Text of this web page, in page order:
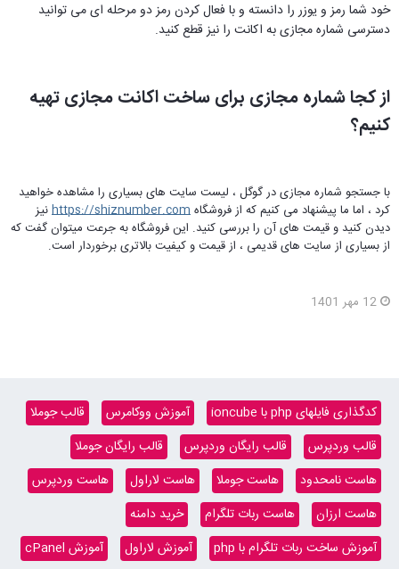
خود شما رمز و یوزر را دانسته و با فعال کردن رمز دو مرحله ای می توانید
دسترسی شماره مجازی به اکانت را نیز قطع کنید.
از کجا شماره مجازی برای ساخت اکانت مجازی تهیه
کنیم؟
با جستجو شماره مجازی در گوگل ، لیست سایت های بسیاری را مشاهده خواهید
کرد ، اما ما پیشنهاد می کنیم که از فروشگاهhttps://shiznumber.comنیز
دیدن کنید و قیمت های آن را بررسی کنید. این فروشگاه به جرعت میتوان گفت که
از بسیاری از سایت های قدیمی ، از قیمت و کیفیت بالاتری برخوردار است.
12 مهر 1401
کدگذاری فایلهای php با ioncube آموزش ووکامرس
قالب جوملا
قالب وردپرس
قالب رایگان وردپرس
قالب رایگان جوملا
هاست نامحدود
هاست جوملا هاست لاراول
هاست وردپرس
هاست ارزان
هاست ربات تلگرام
خرید دامنه
آموزش ساخت ربات تلگرام با php
آموزش لاراول آموزش cPanel